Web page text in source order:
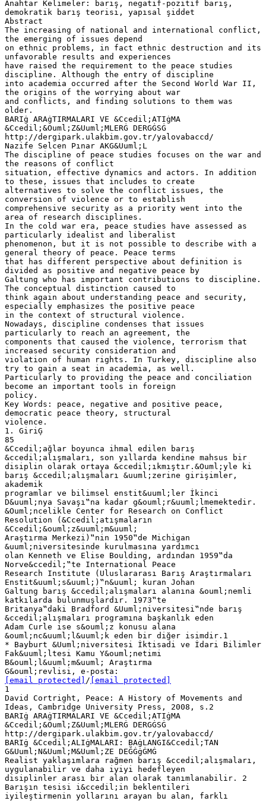
Anahtar Kelimeler: barış, negatif-pozitif barış,
demokratik barış teorisi, yapısal şiddet
Abstract
The increasing of national and international conflict,
the emerging of issues depend
on ethnic problems, in fact ethnic destruction and its
unfavorable results and experiences
have raised the requirement to the peace studies
discipline. Although the entry of discipline
into academia occurred after the Second World War II,
the origins of the worrying about war
and conflicts, and finding solutions to them was
older.
BARIġ ARAġTIRMALARI VE &Ccedil;ATIġMA
&Ccedil;&Ouml;Z&Uuml;MLERĠ DERGĠSĠ
http://dergipark.ulakbim.gov.tr/yalovabaccd/
Nazife Selcen Pınar AKG&Uuml;L
The discipline of peace studies focuses on the war and
the reasons of conflict
situation, effective dynamics and actors. In addition
to these, issues that includes to create
alternatives to solve the conflict issues, the
conversion of violence or to establish
comprehensive security as a priority went into the
area of research disciplines.
In the cold war era, peace studies have assessed as
particularly idealist and liberalist
phenomenon, but it is not possible to describe with a
general theory of peace. Peace terms
that has different perspective about definition is
divided as positive and negative peace by
Galtung who has important contributions to discipline.
The conceptual distinction caused to
think again about understanding peace and security,
especially emphasizes the positive peace
in the context of structural violence.
Nowadays, discipline condenses that issues
particularly to reach an agreement, the
components that caused the violence, terrorism that
increased security consideration and
violation of human rights. In Turkey, discipline also
try to gain a seat in academia, as well.
Particularly to providing the peace and conciliation
become an important tools in foreign
policy.
Key Words: peace, negative and positive peace,
democratic peace theory, structural
violence.
1. GiriĢ
85
&Ccedil;ağlar boyunca ihmal edilen barış
&ccedil;alışmaları, son yıllarda kendine mahsus bir
disiplin olarak ortaya &ccedil;ıkmıştır.&Ouml;yle ki
barış &ccedil;alışmaları &uuml;zerine girişimler,
akademik
programlar ve bilimsel enstit&uuml;ler İkinci
D&uuml;nya Savaşı‟na kadar g&ouml;r&uuml;lmemektedir.
&Ouml;ncelikle Center for Research on Conflict
Resolution (&Ccedil;atışmaların
&Ccedil;&ouml;z&uuml;m&uuml;
Araştırma Merkezi)‟nin 1950‟de Michigan
&uuml;niversitesinde kurulmasına yardımcı
olan Kenneth ve Elise Boulding, ardından 1959‟da
Norve&ccedil;‟te International Peace
Research Institute (Uluslararası Barış Araştırmaları
Enstit&uuml;s&uuml;)‟n&uuml; kuran Johan
Galtung barış &ccedil;alışmaları alanına &ouml;nemli
katkılarda bulunmuşlardır. 1973‟te
Britanya‟daki Bradford &Uuml;niversitesi‟nde barış
&ccedil;alışmaları programına başkanlık eden
Adam Curle ise s&ouml;z konusu alana
&ouml;nc&uuml;l&uuml;k eden bir diğer isimdir.1
* Bayburt &Uuml;niversitesi İktisadi ve İdari Bilimler
Fak&uuml;ltesi Kamu Y&ouml;netimi
B&ouml;l&uuml;m&uuml; Araştırma
G&ouml;revlisi, e-posta:
[email protected]
/ [email protected]